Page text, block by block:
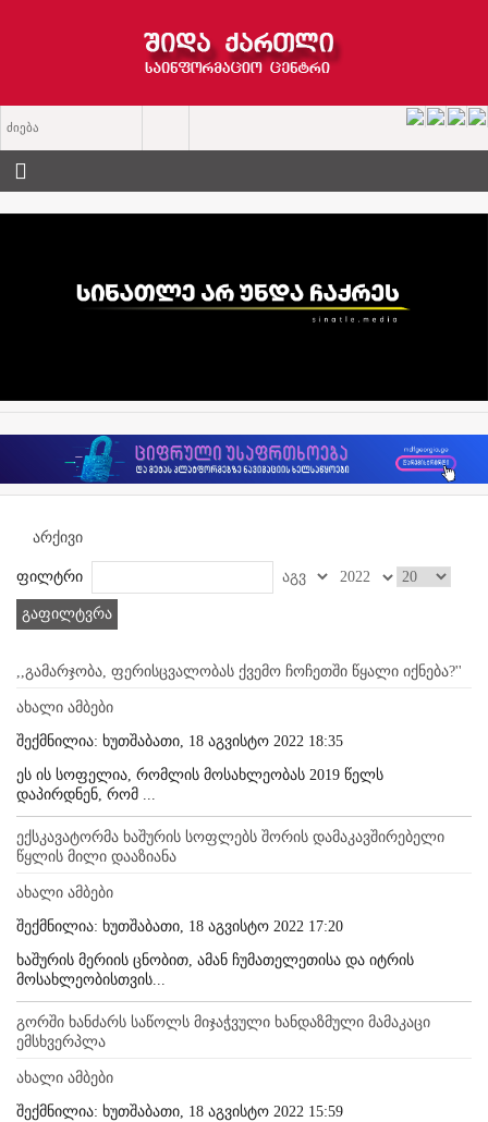
არქივი
ფილტრი
გაფილტვრა
,,გამარჯობა, ფერისცვალობას ქვემო ჩოჩეთში წყალი იქნება?''
ახალი ამბები
შექმნილია: ხუთშაბათი, 18 აგვისტო 2022 18:35
ეს ის სოფელია, რომლის მოსახლეობას 2019 წელს
დაპირდნენ, რომ ...
ექსკავატორმა ხაშურის სოფლებს შორის დამაკავშირებელი
წყლის მილი დააზიანა
ახალი ამბები
შექმნილია: ხუთშაბათი, 18 აგვისტო 2022 17:20
ხაშურის მერიის ცნობით, ამან ჩუმათელეთისა და იტრის
მოსახლეობისთვის...
გორში ხანძარს საწოლს მიჯაჭვული ხანდაზმული მამაკაცი
ემსხვერპლა
ახალი ამბები
შექმნილია: ხუთშაბათი, 18 აგვისტო 2022 15:59